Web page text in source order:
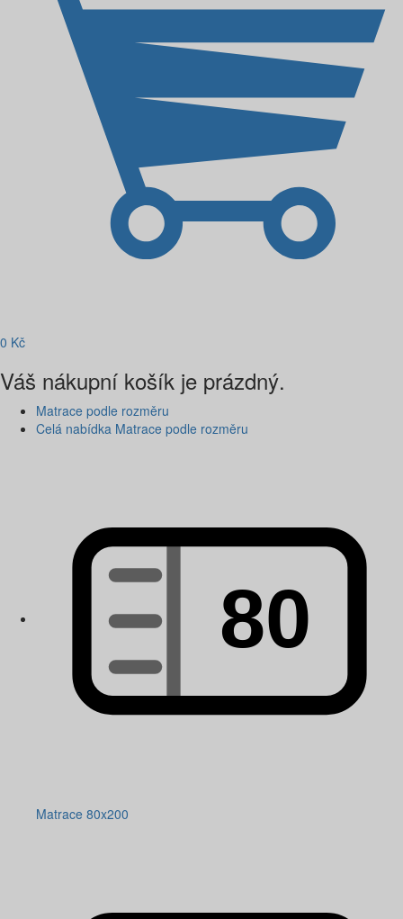
0 Kč
Váš nákupní košík je prázdný.
Matrace podle rozměru
Celá nabídka Matrace podle rozměru
Matrace 80x200